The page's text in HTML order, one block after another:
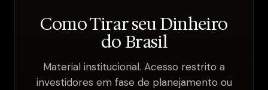
Como Tirar seu Dinheiro
do Brasil
Material institucional. Acesso restrito a
investidores em fase de planejamento ou